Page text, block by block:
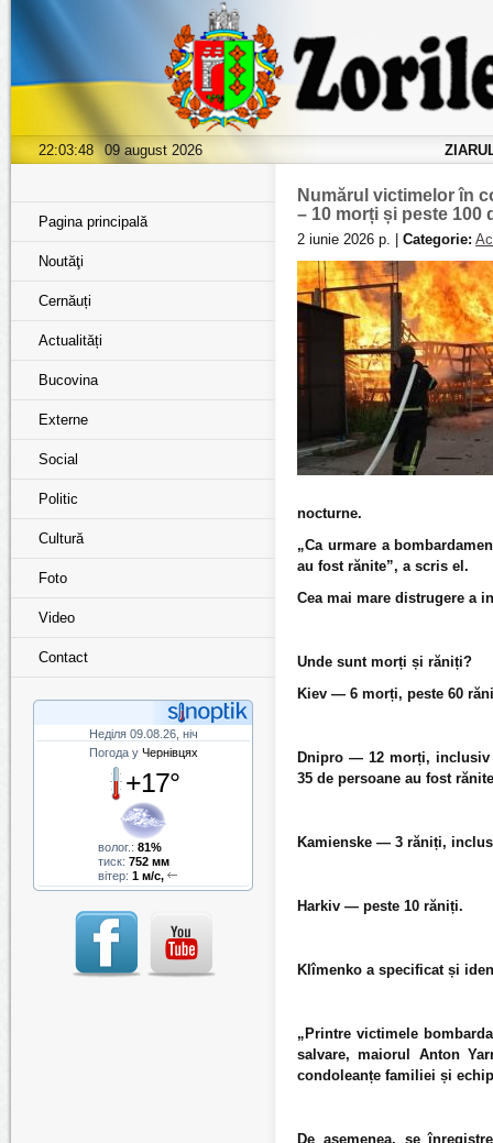
22:03:49 09 august 2026
Pagina principală
Noutăţi
Cernăuți
Actualități
Bucovina
Externe
Social
Politic
Cultură
Foto
Video
Contact
Неділя 09.08.26, ніч
Погода у Чернівцях
+17°
волог.: 81%
тиск: 752 мм
вітер: 1 м/с,
Numărul victimelor în
– 10 morți și peste
2 iunie 2026 р. | Categorie:
nocturne.
„Ca urmare a
au fost rănite”, a scris el.
Cea mai mare distrugere a
Unde sunt morți și răniți?
Kiev — 6 morți, peste 60
Dnipro — 12 morți, inclusiv
35 de persoane au fost
Kamienske — 3 răniți,
Harkiv — peste 10 răniți.
Klîmenko a specificat și
„Printre victimele
salvare, maiorul Anton
condoleanțe familiei și
De asemenea, se